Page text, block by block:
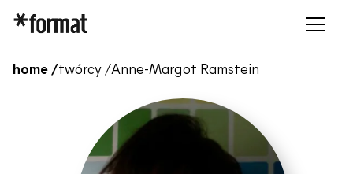
home /twórcy /Anne-Margot Ramstein